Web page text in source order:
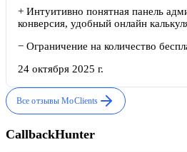
+ Интуитивно понятная панель
конверсия, удобный онлайн
− Ограничение на количество
24 октября 2025 г.
Все отзывыMoClients
CallbackHunter